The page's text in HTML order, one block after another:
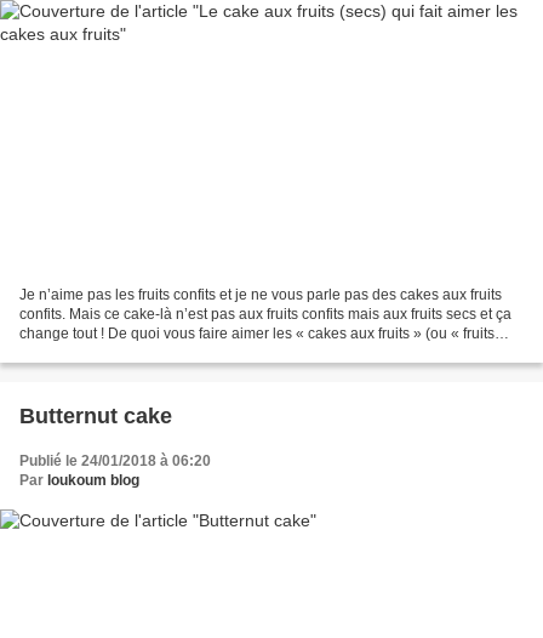
Je n’aime pas les fruits confits et je ne vous parle pas des cakes aux fruits
confits. Mais ce cake-là n’est pas aux fruits confits mais aux fruits secs et ça
change tout ! De quoi vous faire aimer les « cakes aux fruits » (ou « fruits
Butternut cake
Publié le 24/01/2018 à 06:20
Par loukoum blog